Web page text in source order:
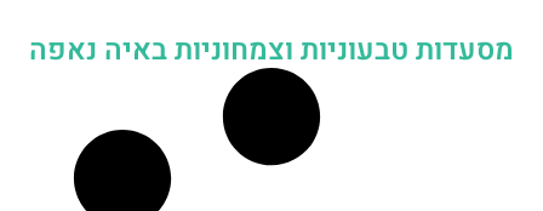
מסעדות טבעוניות וצמחוניות באיה נאפה